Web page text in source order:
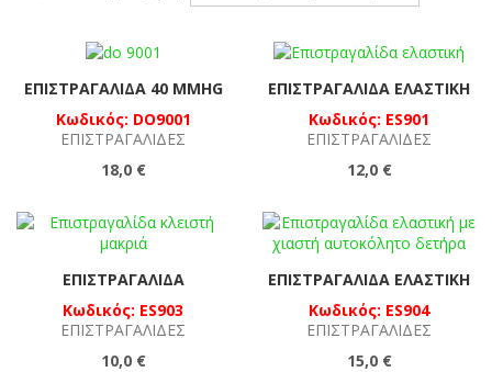
ΕΠΙΣΤΡΑΓΑΛΊΔΑ 40 MMHG
Κωδικός: DO9001
ΕΠΙΣΤΡΑΓΑΛΊΔΕΣ
18,0 €
ΕΠΙΣΤΡΑΓΑΛΊΔΑ ΕΛΑΣΤΙΚΉ
Κωδικός: ES901
ΕΠΙΣΤΡΑΓΑΛΊΔΕΣ
12,0 €
ΕΠΙΣΤΡΑΓΑΛΊΔΑ
Κωδικός: ES903
ΕΠΙΣΤΡΑΓΑΛΊΔΕΣ
10,0 €
ΕΠΙΣΤΡΑΓΑΛΊΔΑ ΕΛΑΣΤΙΚΉ
Κωδικός: ES904
ΕΠΙΣΤΡΑΓΑΛΊΔΕΣ
15,0 €